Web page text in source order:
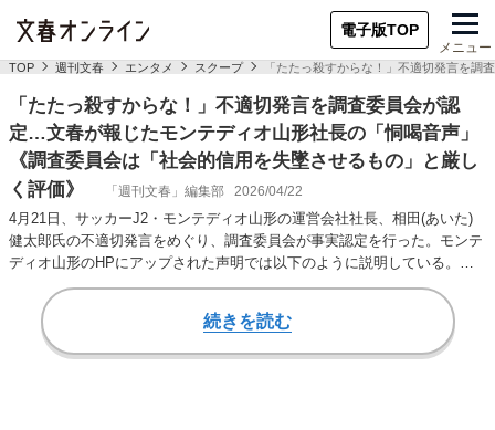
電子版TOP
メニュー
TOP 週刊文春 エンタメ スクープ 「たたっ殺すからな！」不適切発言を
「たたっ殺すからな！」不適切発言を調査委員会が認
定…文春が報じたモンテディオ山形社長の「恫喝音声」
《調査委員会は「社会的信用を失墜させるもの」と厳し
く評価》
「週刊文春」編集部 2026/04/22
4月21日、サッカーJ2・モンテディオ山形の運営会社社長、相田(あいた)
健太郎氏の不適切発言をめぐり、調査委員会が事実認定を行った。モンテ
ディオ山形のHPにアップされた声明では以下のように説明している。
「相田氏によ…
続きを読む